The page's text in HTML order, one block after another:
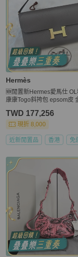
Hermès
🆕閒置新Hermes愛馬仕
康康Togo斜挎包 epsom皮
TWD 177,256
現折 8,000
近新閒置品 香港 免